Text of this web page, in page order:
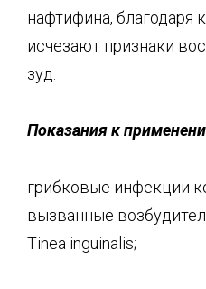
нафтифина, благодаря
исчезают признаки
зуд.
Показания к
грибковые инфекции
вызванные
Tinea inguinalis;